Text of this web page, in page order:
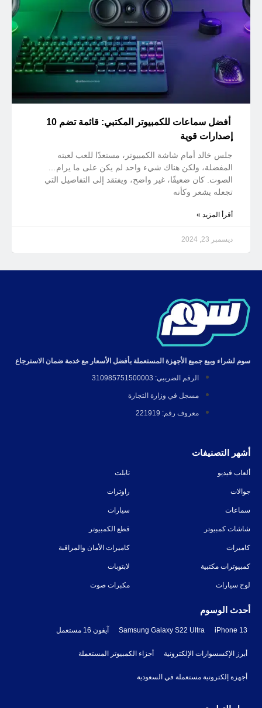
أفضل سماعات للكمبيوتر المكتبي: قائمة تضم 10
إصدارات قوية
جلس خالد أمام شاشة الكمبيوتر، مستعدًا للعب لعبته
المفضلة، ولكن هناك شيء واحد لم يكن على ما يرام…
الصوت. كان ضعيفًا، غير واضح، ويفتقد إلى التفاصيل التي
تجعله يشعر وكأنه
أقرأ المزيد »
ديسمبر 23, 2024
سوم لشراء وبيع جميع الأجهزة المستعملة بأفضل الأسعار مع خدمة ضمان الاسترجاع
الرقم الضريبي: 310985751500003
مسجل في وزارة التجارة
معروف رقم: 221919
أشهر التصنيفات
ألعاب فيديو تابلت
جوالات راوترات
سماعات سيارات
شاشات كمبيوتر قطع الكمبيوتر
كاميرات كاميرات الأمان والمراقبة
كمبيوترات مكتبية لابتوبات
لوح سيارات مكبرات صوت
أحدث الوسوم
iPhone 13
Samsung Galaxy S22 Ultra آيفون 16 مستعمل
أبرز الإكسسوارات الإلكترونية أجزاء الكمبيوتر المستعملة
أجهزة إلكترونية مستعملة في السعودية